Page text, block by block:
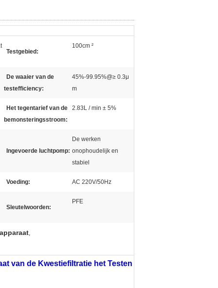
Testgebied:
100cm ²
De waaier van de
testefficiency:
45%-99.95%@≥ 0.3μ
m
Het tegentarief van de
bemonsteringsstroom:
2.83L / min ± 5%
Ingevoerde luchtpomp:
De werken
onophoudelijk en
stabiel
Voeding: AC 220V/50Hz
Sleutelwoorden:
PFE
,
van de Kwestiefiltratie het Testen